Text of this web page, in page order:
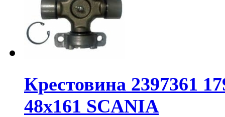
Крестовина 2397361
48х161 SCANIA